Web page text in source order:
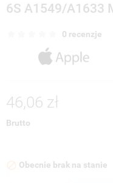
6S A1549/A1633
0 recenzje
46,06 zł
Brutto
 Obecnie brak na stanie